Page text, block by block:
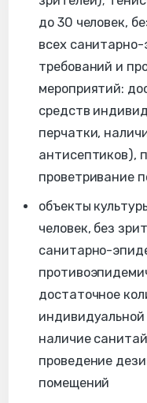
до 30 человек,
всех
требований и
мероприятий:
средств
перчатки,
антисептиков),
проветривание
объекты
человек, без
санитарно-
достаточное
наличие
проведение
помещений